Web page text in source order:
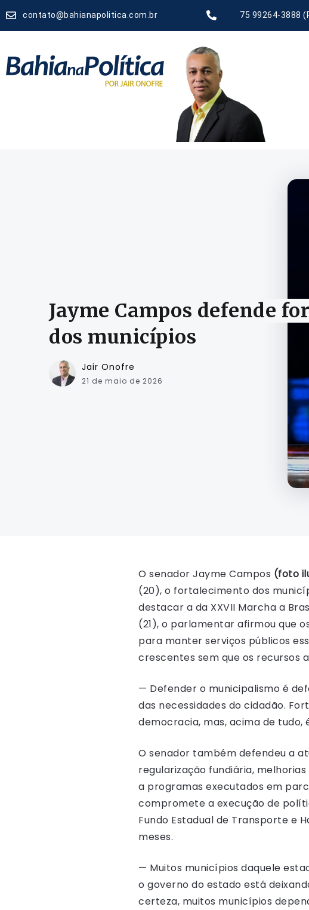
contato@bahianapolitica.com.br 75 99264-3888
Jayme Campos defende
dos municípios
Jair Onofre
21 de maio de 2026
O senador Jayme Campos (foto
(20), o fortalecimento dos
destacar a da XXVII Marcha a
(21), o parlamentar afirmou que
para manter serviços públicos
crescentes sem que os recursos
— Defender o municipalismo é
das necessidades do cidadão.
democracia, mas, acima de
O senador também defendeu a
regularização fundiária,
a programas executados em
compromete a execução de
Fundo Estadual de Transporte e
meses.
— Muitos municípios daquele
o governo do estado está
certeza, muitos municípios